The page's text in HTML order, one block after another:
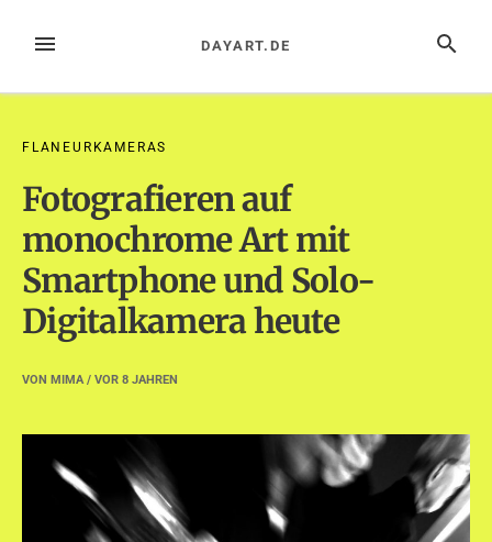
InhaltMENÜ SUCHE
DAYART.DE
FLANEURKAMERAS
Fotografieren auf
monochrome Art mit
Smartphone und Solo-
Digitalkamera heute
VON MIMA/ VOR 8 JAHREN